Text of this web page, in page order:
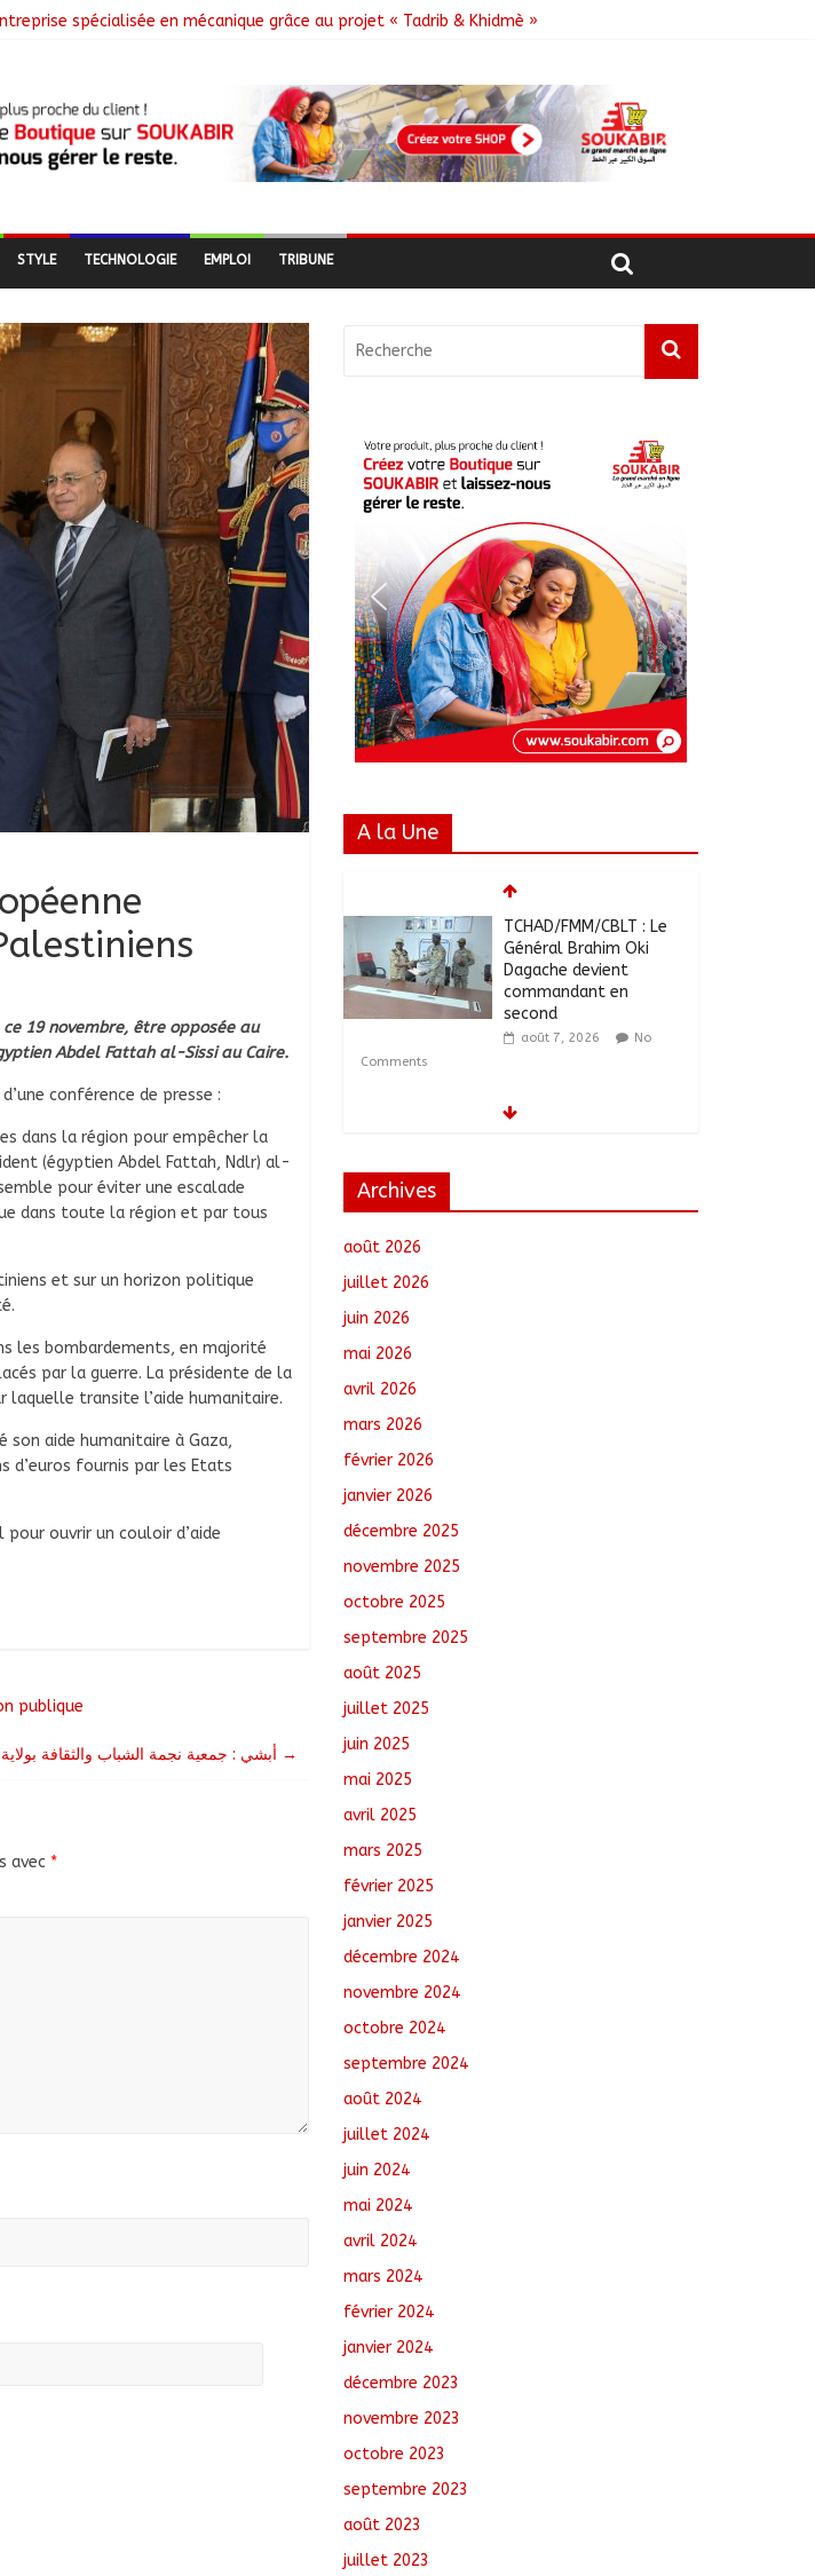
spécialisée en mécanique grâce au projet « Tadrib & Khidmè »
de la politique nationale de DDR
locales à Sarh Rural
Faya-Kalaït
STYLE TECHNOLOGIE EMPLOI TRIBUNE
19 novembre, être opposée au
Abdel Fattah al-Sissi au Caire.
conférence de presse :
dans la région pour empêcher la
(égyptien Abdel Fattah, Ndlr) al-
pour éviter une escalade
dans toute la région et par tous
et sur un horizon politique
les bombardements, en majorité
par la guerre. La présidente de la
laquelle transite l’aide humanitaire.
son aide humanitaire à Gaza,
d’euros fournis par les Etats
ouvrir un couloir d’aide
publique
→
avec *
A la Une
TCHAD/FMM/CBLT : Le
Général Brahim Oki
Dagache devient
commandant en
second
août 7, 2026
No
Comments
Moyen-Chari :
août 7, 2026
Khidmè »
Archives
août 2026
juillet 2026
juin 2026
mai 2026
avril 2026
mars 2026
février 2026
janvier 2026
décembre 2025
novembre 2025
octobre 2025
septembre 2025
août 2025
juillet 2025
juin 2025
mai 2025
avril 2025
mars 2025
février 2025
janvier 2025
décembre 2024
novembre 2024
octobre 2024
septembre 2024
août 2024
juillet 2024
juin 2024
mai 2024
avril 2024
mars 2024
février 2024
janvier 2024
décembre 2023
novembre 2023
octobre 2023
septembre 2023
août 2023
juillet 2023